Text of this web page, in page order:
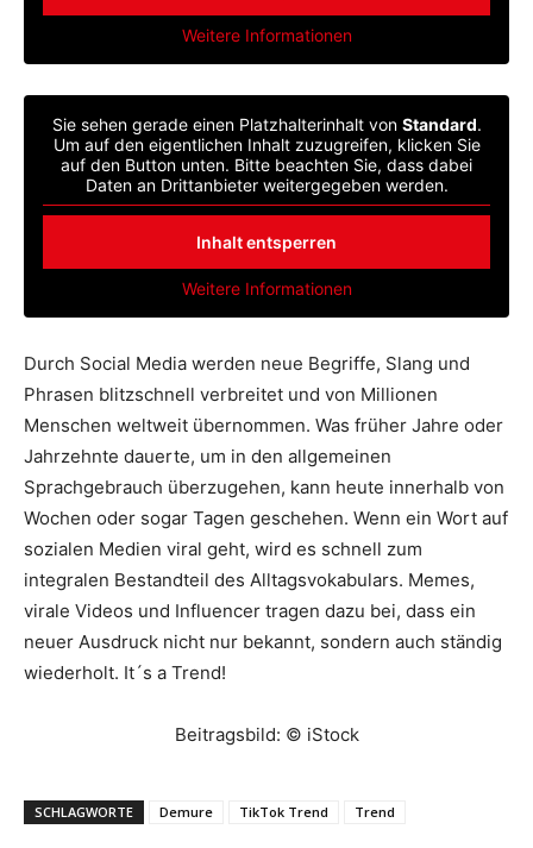
Weitere Informationen
Sie sehen gerade einen Platzhalterinhalt von Standard.
Um auf den eigentlichen Inhalt zuzugreifen, klicken Sie
auf den Button unten. Bitte beachten Sie, dass dabei
Daten an Drittanbieter weitergegeben werden.
Inhalt entsperren
Weitere Informationen
Durch Social Media werden neue Begriffe, Slang und
Phrasen blitzschnell verbreitet und von Millionen
Menschen weltweit übernommen. Was früher Jahre oder
Jahrzehnte dauerte, um in den allgemeinen
Sprachgebrauch überzugehen, kann heute innerhalb von
Wochen oder sogar Tagen geschehen. Wenn ein Wort auf
sozialen Medien viral geht, wird es schnell zum
integralen Bestandteil des Alltagsvokabulars. Memes,
virale Videos und Influencer tragen dazu bei, dass ein
neuer Ausdruck nicht nur bekannt, sondern auch ständig
wiederholt. It´s a Trend!
Beitragsbild: © iStock
SCHLAGWORTE Demure TikTok Trend Trend